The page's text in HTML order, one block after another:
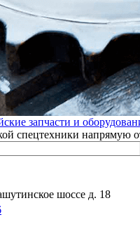
спецтехники напрямую
шоссе д. 18